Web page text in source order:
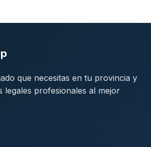
que necesitas en tu provincia y
legales profesionales al mejor